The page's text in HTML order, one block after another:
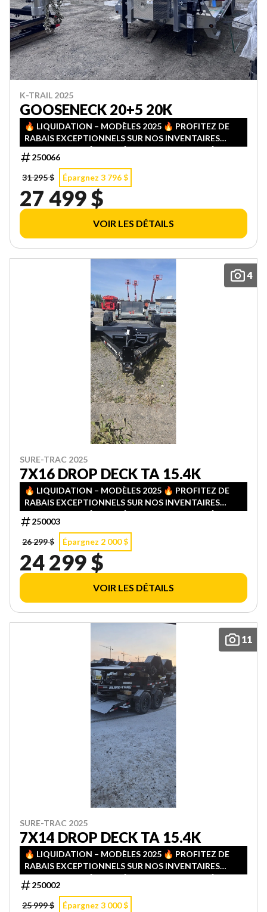
K-TRAIL 2025
GOOSENECK 20+5 20K
🔥 LIQUIDATION – MODÈLES 2025 🔥 PROFITEZ DE
RABAIS EXCEPTIONNELS SUR NOS INVENTAIRES
2025! QUANTITÉS LIMITÉES — PREMIER ARRIVÉ,
PREMIER SERVI!
250066
31 295 $
Épargnez 3 796 $
27 499 $
VOIR LES DÉTAILS
4
SURE-TRAC 2025
7X16 DROP DECK TA 15.4K
🔥 LIQUIDATION – MODÈLES 2025 🔥 PROFITEZ DE
RABAIS EXCEPTIONNELS SUR NOS INVENTAIRES
2025! QUANTITÉS LIMITÉES — PREMIER ARRIVÉ,
PREMIER SERVI!
250003
26 299 $
Épargnez 2 000 $
24 299 $
VOIR LES DÉTAILS
11
SURE-TRAC 2025
7X14 DROP DECK TA 15.4K
🔥 LIQUIDATION – MODÈLES 2025 🔥 PROFITEZ DE
RABAIS EXCEPTIONNELS SUR NOS INVENTAIRES
2025! QUANTITÉS LIMITÉES — PREMIER ARRIVÉ,
PREMIER SERVI!
250002
25 999 $
Épargnez 3 000 $